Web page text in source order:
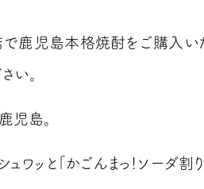
で鹿児島本格焼酎を ご購入い
い。
児島。
ッと「かごんまっ！ソーダ割り